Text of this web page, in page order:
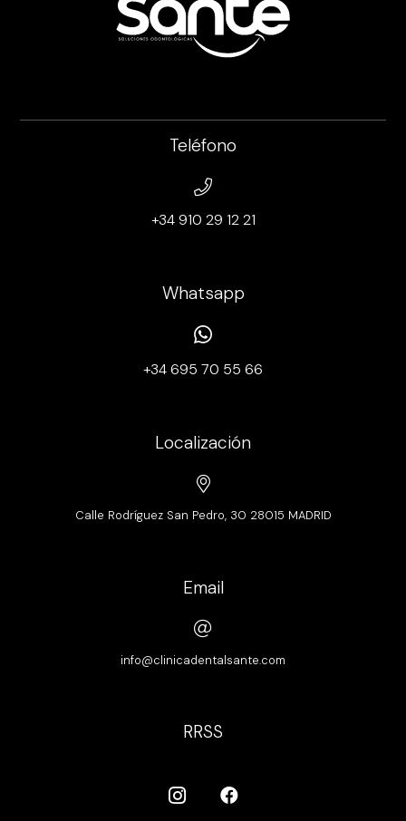
Teléfono
+34 910 29 12 21
Whatsapp
+34 695 70 55 66
Localización
Calle Rodríguez San Pedro, 30 28015 MADRID
Email
info@clinicadentalsante.com
RRSS